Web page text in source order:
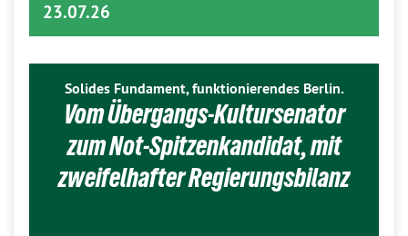
23.07.26
Solides Fundament, funktionierendes Berlin.
Vom Übergangs-Kultursenator
zum Not-Spitzenkandidat, mit
zweifelhafter Regierungsbilanz